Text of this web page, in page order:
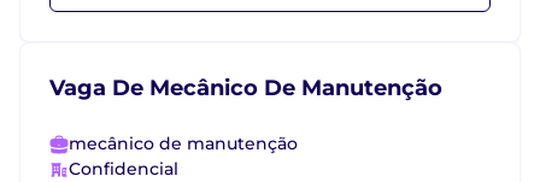
Vaga De Mecânico De Manutenção
mecânico de manutenção
Confidencial